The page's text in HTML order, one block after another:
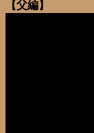
【父編】